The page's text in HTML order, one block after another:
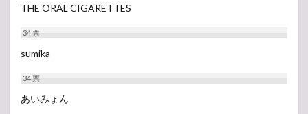
THE ORAL CIGARETTES
34票
sumika
34票
あいみょん